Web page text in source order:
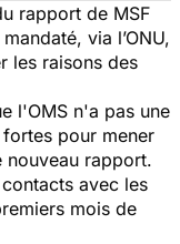
rapport de MSF
via l’ONU,
les raisons des
l'OMS n'a pas une
pour mener
nouveau rapport.
avec les
mois de